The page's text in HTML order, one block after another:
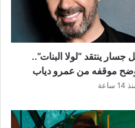
جسار ينتقد “لولا البنات”..
موقفه من عمرو دياب
14 ساعة